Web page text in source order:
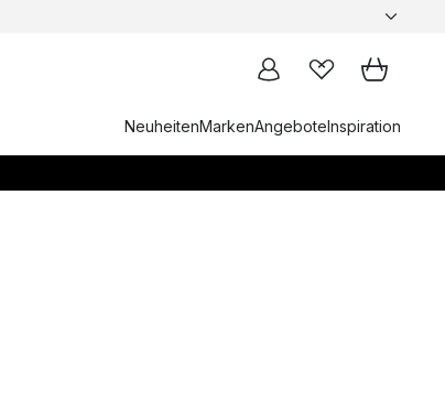
NeuheitenMarkenAngeboteInspiration